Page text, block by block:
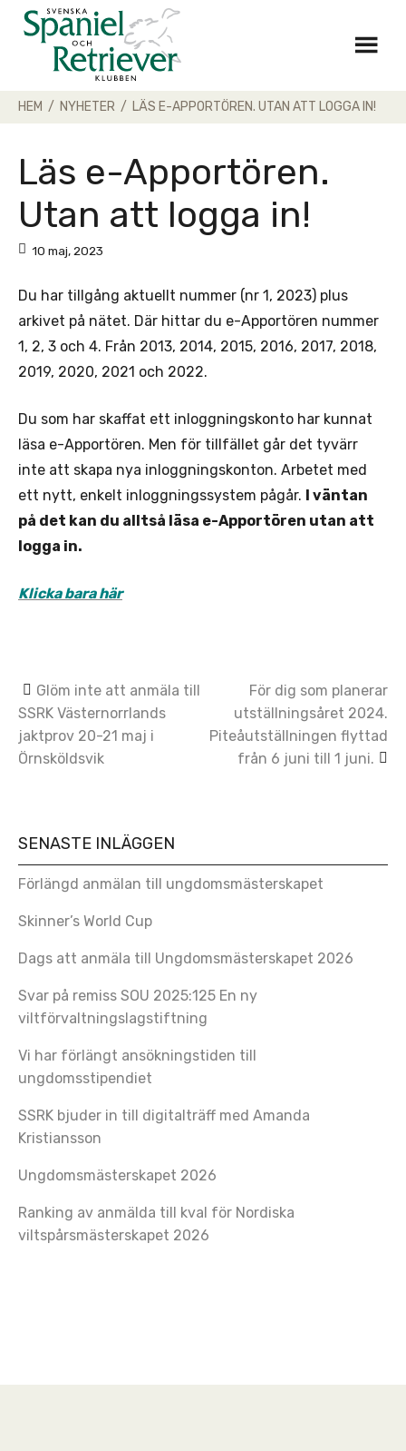
Skip
HEM / NYHETER / LÄS E-APPORTÖREN. UTAN ATT LOGGA IN!
Läs e-Apportören.
Utan att logga in!
10 maj, 2023
Du har tillgång aktuellt nummer (nr 1, 2023) plus
arkivet på nätet. Där hittar du e-Apportören nummer
1, 2, 3 och 4. Från 2013, 2014, 2015, 2016, 2017, 2018,
2019, 2020, 2021 och 2022.
Du som har skaffat ett inloggningskonto har kunnat
läsa e-Apportören. Men för tillfället går det tyvärr
inte att skapa nya inloggningskonton. Arbetet med
ett nytt, enkelt inloggningssystem pågår.
I väntan
på det kan du alltså läsa e-Apportören utan att
logga in.
Klicka bara här
Post
navigation
Glöm inte att anmäla till
SSRK Västernorrlands
jaktprov 20-21 maj i
Örnsköldsvik
För dig som planerar
utställningsåret 2024.
Piteåutställningen flyttad
från 6 juni till 1 juni.
SENASTE INLÄGGEN
Förlängd anmälan till ungdomsmästerskapet
Skinner’s World Cup
Dags att anmäla till Ungdomsmästerskapet 2026
Svar på remiss SOU 2025:125 En ny
viltförvaltningslagstiftning
Vi har förlängt ansökningstiden till
ungdomsstipendiet
SSRK bjuder in till digitalträff med Amanda
Kristiansson
Ungdomsmästerskapet 2026
Ranking av anmälda till kval för Nordiska
viltspårsmästerskapet 2026